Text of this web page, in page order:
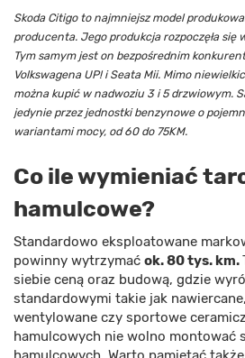
Skoda Citigo to najmniejsz model
producenta. Jego produkcja rozpoczęła się
Tym samym jest on bezpośrednim
Volkswagena UP! i Seata Mii. Mimo
można kupić w nadwoziu 3 i 5 drzwiowym.
jedynie przez jednostki benzynowe o
wariantami mocy, od 60 do 75KM.
Co ile wymieniać
hamulcowe?
Standardowo eksploatowane
powinny wytrzymać ok. 80 tys. km.
siebie ceną oraz budową, gdzie
standardowymi takie jak
wentylowane czy sportowe
hamulcowych nie wolno montować